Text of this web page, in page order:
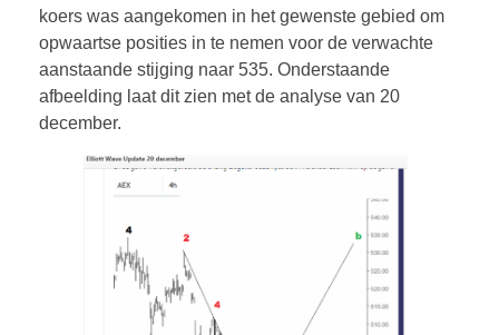
koers was aangekomen in het gewenste gebied om
opwaartse posities in te nemen voor de verwachte
aanstaande stijging naar 535. Onderstaande
afbeelding laat dit zien met de analyse van 20
december.